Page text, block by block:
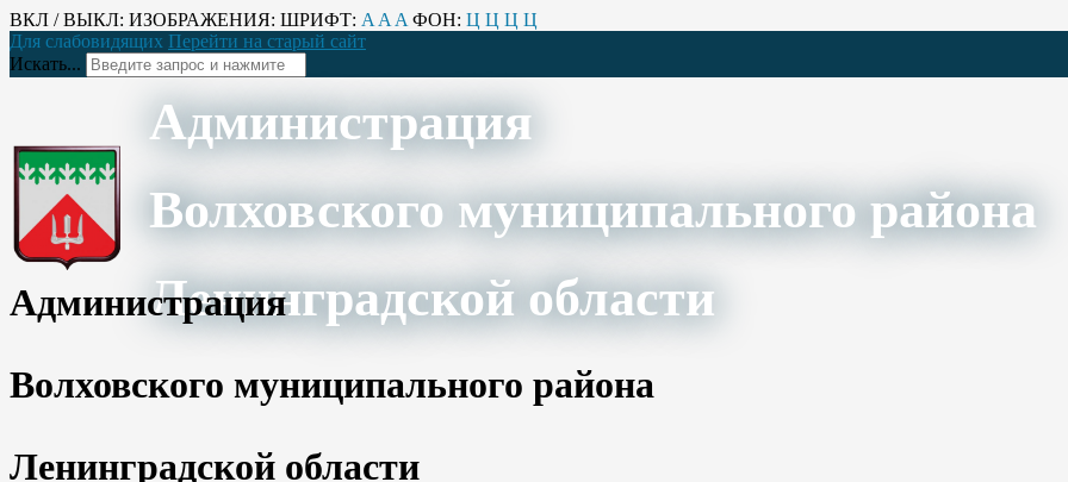
ВКЛ / ВЫКЛ: ИЗОБРАЖЕНИЯ: ШРИФТ: A A A ФОН: Ц Ц Ц Ц
Для слабовидящих Перейти на старый сайт
Искать...
Администрация
Волховского муниципального района
Ленинградской области
Администрация
Волховского муниципального района
Ленинградской области